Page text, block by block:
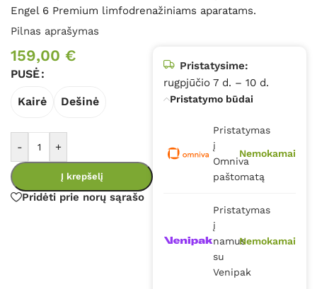
Engel 6 Premium limfodrenažiniams aparatams.
Pilnas aprašymas
159,00 €
PUSĖ
Kairė Dešinė
- +
Į krepšelį
Pridėti prie norų sąrašo
Pristatysime:
rugpjūčio 7 d. – 10 d.
Pristatymo būdai
Pristatymas
į
Omniva
paštomatą
Nemokamai
Pristatymas
į
namus
su
Venipak
Nemokamai